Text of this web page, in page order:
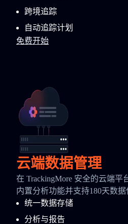
跨境追踪
自动追踪计划
免费开始
云端数据管理
在 TrackingMore 安全的云端平
内置分析功能并支持180天数据
统一数据存储
分析与报告